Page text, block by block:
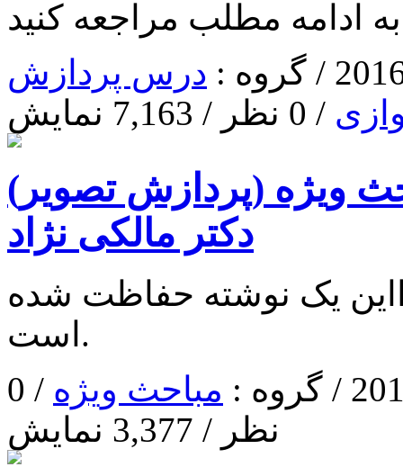
ادامه مطلب مراجعه کنید
درس پردازش
/ 0 نظر / 7,163 نمایش
ویژه (پردازش تصویر)
دکتر مالکی نژاد
یک نوشته حفاظت شده
است.
مباحث ویژه
/ 0
نظر / 3,377 نمایش